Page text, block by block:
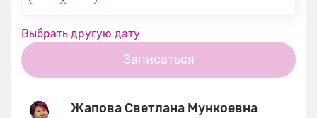
Выбрать другую дату
Записаться
Жапова Светлана Мункоевна